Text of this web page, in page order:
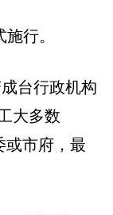
行。
台行政机构
大多数
或市府，最